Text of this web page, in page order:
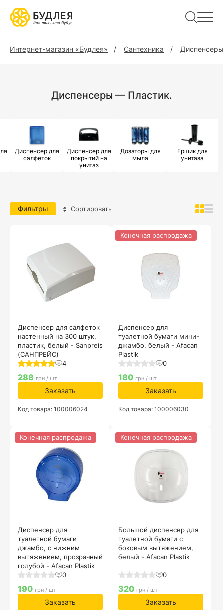
Интернет-магазин «Будлея» Сантехника Диспенсеры
Диспенсеры — Пластик.
Диспенсер для
салфеток
Диспенсер для
покрытий на
унитаз
Дозаторы для
мыла
Ершик для
унитаза
Фильтры Сортировать
Диспенсер для салфеток
настенный на 300 штук,
пластик, белый - Sanpreis
(САНПРЕЙС)
4
288 грн / шт
Заказать
Код товара: 100006024
Диспенсер для
туалетной бумаги мини-
джамбо, белый - Afacan
Plastik
0
Конечная распродажа
180 грн / шт
Заказать
Код товара: 100006030
Диспенсер для
туалетной бумаги
джамбо, с нижним
вытяжением, прозрачный
голубой - Afacan Plastik
0
Конечная распродажа
190 грн / шт
Заказать
Большой диспенсер для
туалетной бумаги с
боковым вытяжением,
белый - Afacan Plastik
0
Конечная распродажа
320 грн / шт
Заказать